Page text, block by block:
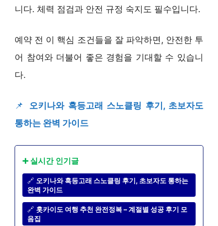
니다. 체력 점검과 안전 규정 숙지도 필수입니다.
예약 전 이 핵심 조건들을 잘 파악하면, 안전한 투
어 참여와 더불어 좋은 경험을 기대할 수 있습니
다.
📌 오키나와 혹등고래 스노클링 후기, 초보자도
통하는 완벽 가이드
➕ 실시간 인기글
🔗 오키나와 혹등고래 스노클링 후기, 초보자도 통하는
완벽 가이드
🔗 홋카이도 여행 추천 완전정복 – 계절별 성공 후기 모
음집